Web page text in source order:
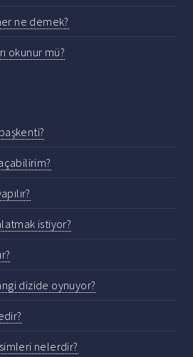
ne demek?
okunur mü?
istiyor?
dizide oynuyor?
nelerdir?